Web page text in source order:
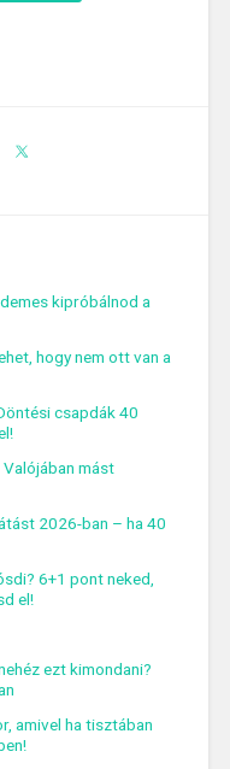
kipróbálnod a
hogy nem ott van a
csapdák 40
Valójában mást
2026-ban – ha 40
6+1 pont neked,
el!
ezt kimondani?
amivel ha tisztában